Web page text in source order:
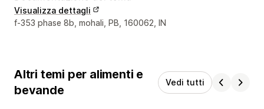
Visualizza dettagli
Recapiti del designer
f-353 phase 8b, mohali, PB, 160062, IN
Altri temi per alimenti e
bevande
Vedi tutti